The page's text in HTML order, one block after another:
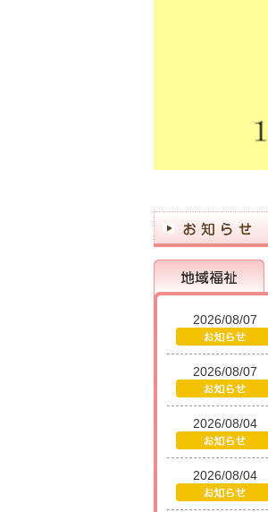
地域福祉
2026/08/07
2026/08/07
2026/08/04
2026/08/04